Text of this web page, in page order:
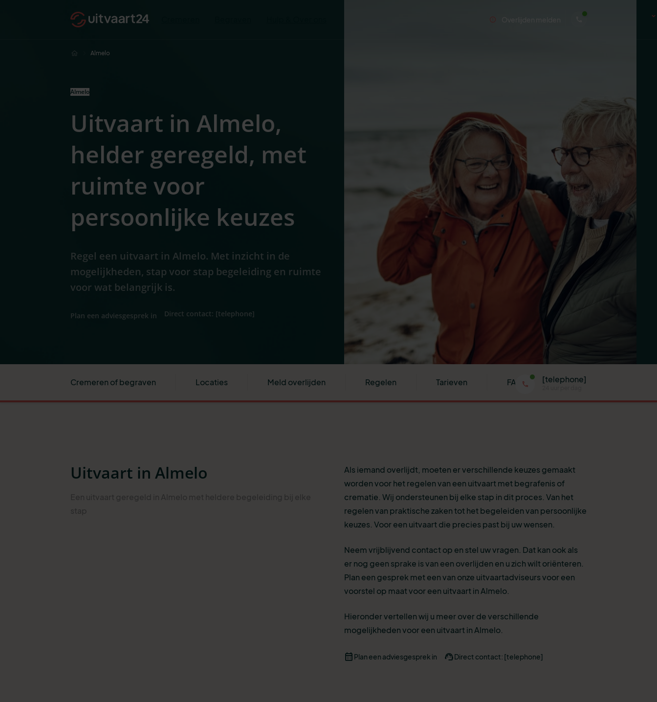
Almelo
Almelo
Uitvaart in Almelo,
helder geregeld, met
ruimte voor
persoonlijke keuzes
Regel een uitvaart in Almelo. Met inzicht in de
mogelijkheden, stap voor stap begeleiding en ruimte
voor wat belangrijk is.
Plan een adviesgesprek in Direct contact: [telephone]
Cremeren of begraven Locaties Meld overlijden Regelen Tarieven FAQ [telephone]
Uitvaart in Almelo
Als iemand overlijdt, moeten er verschillende keuzes gemaakt
worden voor het regelen van een uitvaart met begrafenis of
crematie. Wij ondersteunen bij elke stap in dit proces. Van het
regelen van praktische zaken tot het begeleiden van persoonlijke
keuzes. Voor een uitvaart die precies past bij uw wensen.
Neem vrijblijvend contact op en stel uw vragen. Dat kan ook als
er nog geen sprake is van een overlijden en u zich wilt oriënteren.
Plan een gesprek met een van onze uitvaartadviseurs voor een
voorstel op maat voor een uitvaart in Almelo.
Hieronder vertellen wij u meer over de verschillende
mogelijkheden voor een uitvaart in Almelo.
Plan een adviesgesprek in Direct contact: [telephone]